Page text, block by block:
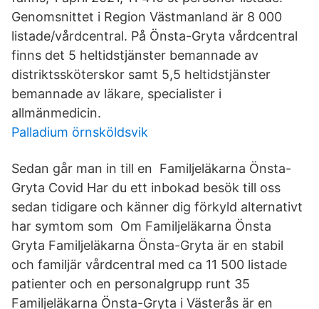
Genomsnittet i Region Västmanland är 8 000
listade/vårdcentral. På Önsta-Gryta vårdcentral
finns det 5 heltidstjänster bemannade av
distriktssköterskor samt 5,5 heltidstjänster
bemannade av läkare, specialister i
allmänmedicin.
Palladium örnsköldsvik
Sedan går man in till en Familjeläkarna Önsta-
Gryta Covid Har du ett inbokad besök till oss
sedan tidigare och känner dig förkyld alternativt
har symtom som Om Familjeläkarna Önsta
Gryta Familjeläkarna Önsta-Gryta är en stabil
och familjär vårdcentral med ca 11 500 listade
patienter och en personalgrupp runt 35
Familjeläkarna Önsta-Gryta i Västerås är en